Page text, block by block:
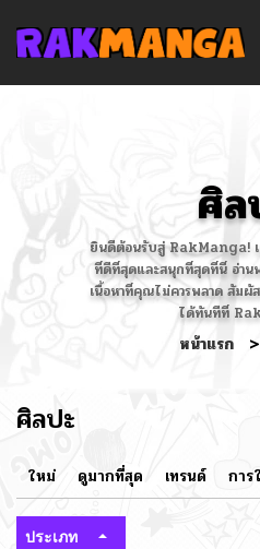
ศิล
ยินดีต้อนรับสู่ RakManga!
ที่ดีที่สุดและสนุกที่สุดที่นี่ อ่า
เนื้อหาที่คุณไม่ควรพลาด สัมผั
ได้ทันทีที่
หน้าแรก >
ศิลปะ
ใหม่ ดูมากที่สุด เทรนด์ การ
ประเภท